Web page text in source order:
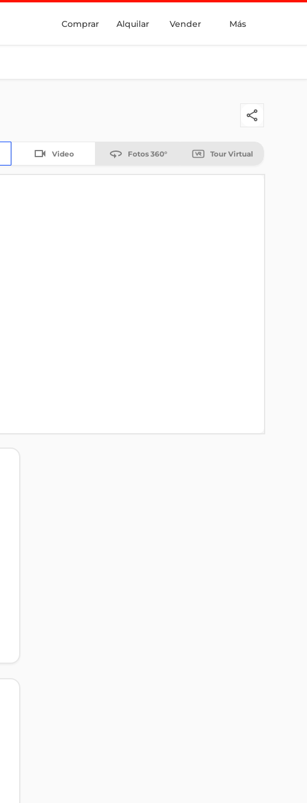
Comprar Alquilar Vender Más
Video Fotos 360° Tour Virtual